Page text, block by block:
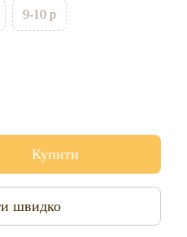
9-10 р
Купити
швидко